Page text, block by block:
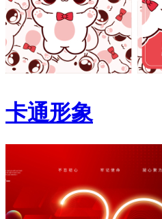
卡通形象